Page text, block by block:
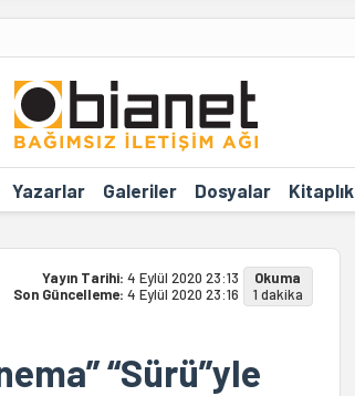
Yazarlar Galeriler Dosyalar Kitaplık
Yayın Tarihi: 4 Eylül 2020 23:13
Son Güncelleme: 4 Eylül 2020 23:16
Okuma
1 dakika
“Sürü”yle